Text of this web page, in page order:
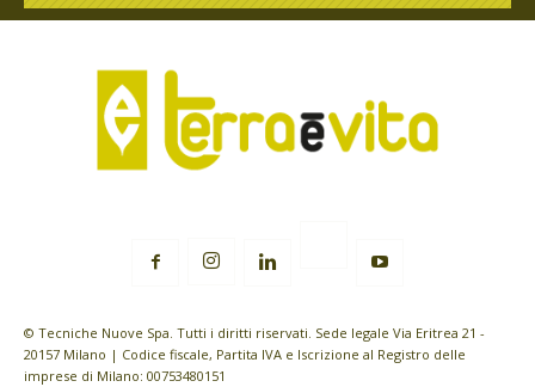
© Tecniche Nuove Spa. Tutti i diritti riservati. Sede legale Via Eritrea 21 -
20157 Milano | Codice fiscale, Partita IVA e Iscrizione al Registro delle
imprese di Milano: 00753480151